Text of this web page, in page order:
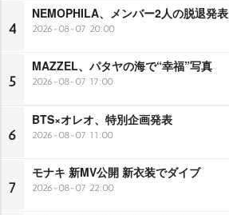
4
NEMOPHILA、メンバー2人の脱退発表
2026-08-07 20:00
5
MAZZEL、パタヤの海で“幸福”写真
2026-08-07 17:00
6
BTS×オレオ、特別企画発表
2026-08-07 11:00
7
モナキ 新MV公開 新衣装でダイブ
2026-08-07 22:00